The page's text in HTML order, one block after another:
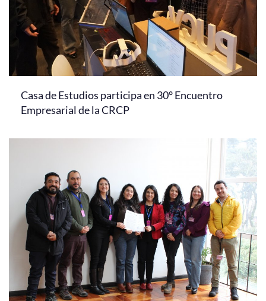
Casa de Estudios participa en 30° Encuentro
Empresarial de la CRCP